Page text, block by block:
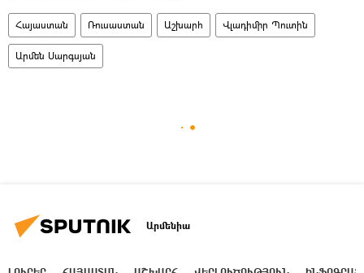
Հայաստան Ռուսաստան Աշխարհ Վլադիմիր Պուտին
Արմեն Սարգսյան
Արմենիա